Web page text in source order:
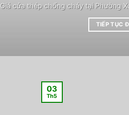
Giá cửa thép chống cháy tại Phường
TIẾP TỤC
03
Th5